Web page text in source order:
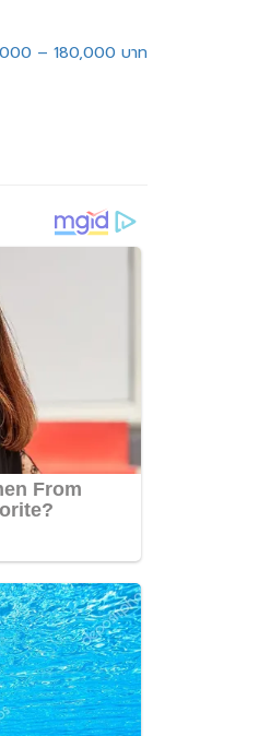
– 180,000 บาท